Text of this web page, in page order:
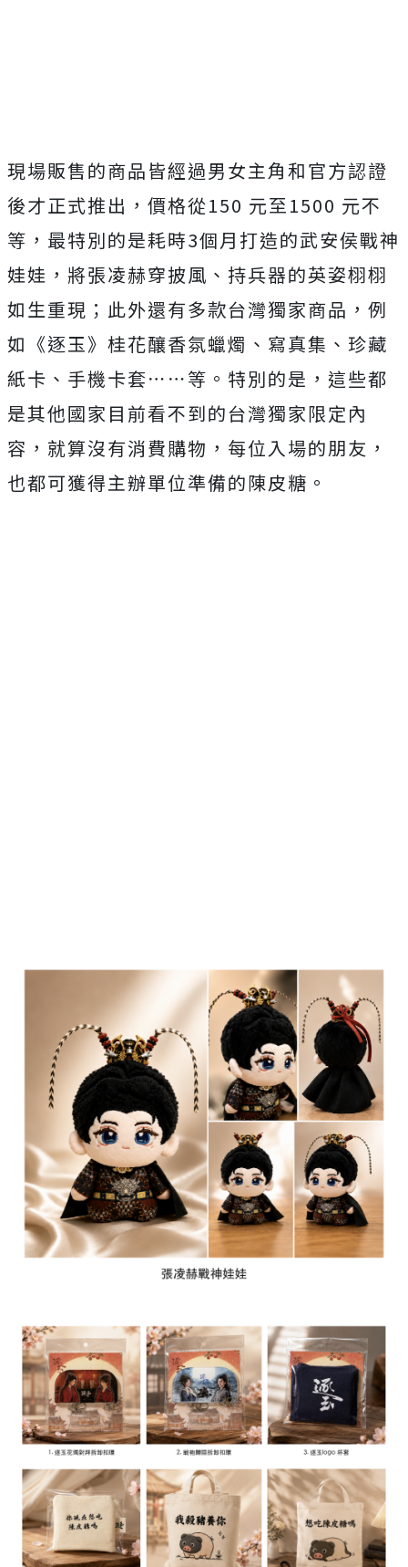
現場販售的商品皆經過男女主角和官方認證
後才正式推出，價格從150 元至1500 元不
等，最特別的是耗時3個月打造的武安侯戰神
娃娃，將張凌赫穿披風、持兵器的英姿栩栩
如生重現；此外還有多款台灣獨家商品，例
如《逐玉》桂花釀香氛蠟燭、寫真集、珍藏
紙卡、手機卡套⋯⋯等。特別的是，這些都
是其他國家目前看不到的台灣獨家限定內
容，就算沒有消費購物，每位入場的朋友，
也都可獲得主辦單位準備的陳皮糖。